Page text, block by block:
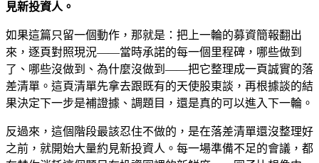
見新投資人。
如果這篇只留一個動作，那就是：把上一輪的募資簡報翻出
來，逐頁對照現況——當時承諾的每一個里程碑，哪些做到
了、哪些沒做到、為什麼沒做到——把它整理成一頁誠實的落
差清單。這頁清單先拿去跟既有的天使股東談，再根據談的結
果決定下一步是補證據、調題目，還是真的可以進入下一輪。
反過來，這個階段最該忍住不做的，是在落差清單還沒整理好
之前，就開始大量約見新投資人。每一場準備不足的會議，都